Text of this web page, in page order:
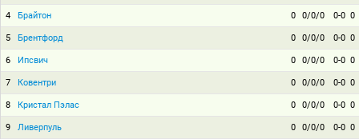
4 Брайтон 0 0/0/0 0-0 0
5 Брентфорд 0 0/0/0 0-0 0
6 Ипсвич 0 0/0/0 0-0 0
7 Ковентри 0 0/0/0 0-0 0
8 Кристал Пэлас 0 0/0/0 0-0 0
9 Ливерпуль 0 0/0/0 0-0 0